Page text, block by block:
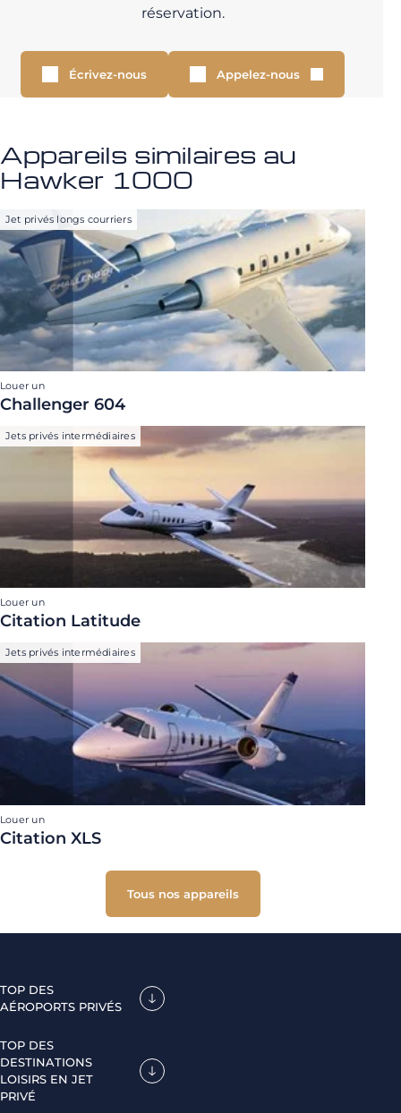
réservation.
Écrivez-nous Appelez-nous
Appareils similaires au
Hawker 1000
Jet privés longs courriers
Louer un
Challenger 604
Jets privés intermédiaires
Louer un
Citation Latitude
Jets privés intermédiaires
Louer un
Citation XLS
Tous nos appareils
TOP DES
AÉROPORTS PRIVÉS
TOP DES
DESTINATIONS
LOISIRS EN JET
PRIVÉ